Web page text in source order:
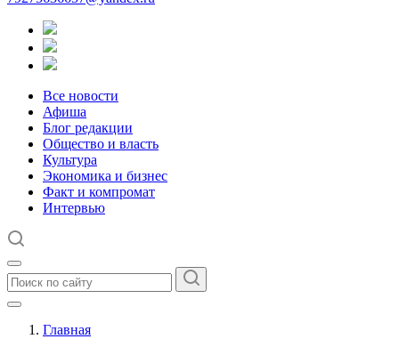
Все новости
Афиша
Блог редакции
Общество и власть
Культура
Экономика и бизнес
Факт и компромат
Интервью
Главная